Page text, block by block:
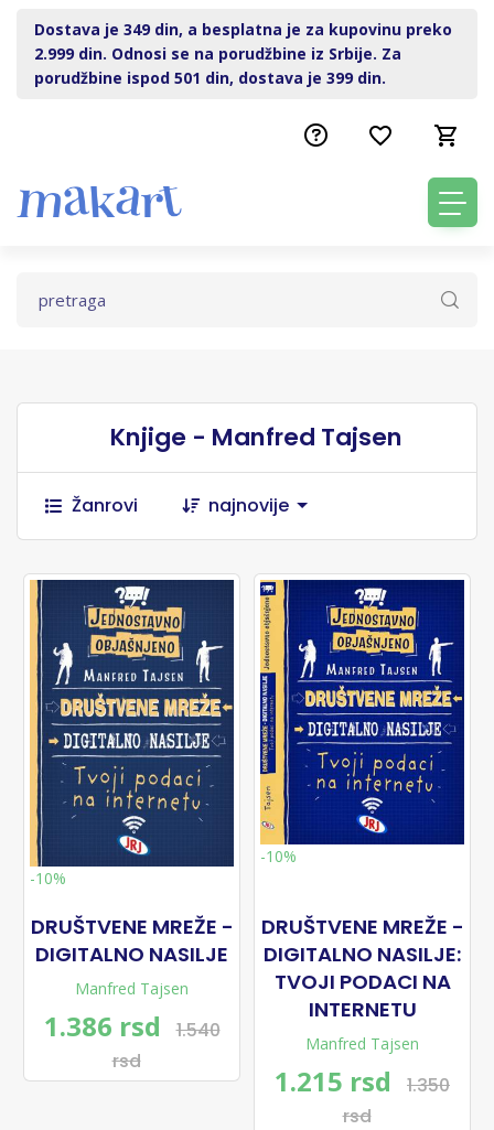
Dostava je 349 din, a besplatna je za kupovinu preko
2.999 din. Odnosi se na porudžbine iz Srbije. Za
porudžbine ispod 501 din, dostava je 399 din.
Knjige - Manfred Tajsen
Žanrovi najnovije
-10%
DRUŠTVENE MREŽE -
DIGITALNO NASILJE
Manfred Tajsen
1.386 rsd
1.540
rsd
-10%
DRUŠTVENE MREŽE -
DIGITALNO NASILJE:
TVOJI PODACI NA
INTERNETU
Manfred Tajsen
1.215 rsd
1.350
rsd